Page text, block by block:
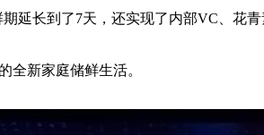
长到了7天，还实现了内部VC、花青
新家庭储鲜生活。